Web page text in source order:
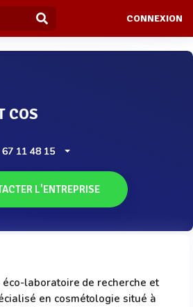
CONNEXION
COS
11 48 15
L'ENTREPRISE
éco-laboratoire de recherche et
en cosmétologie situé à